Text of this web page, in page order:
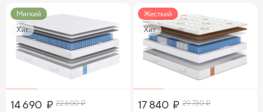
Мягкий
Хит
14 690 ₽ 22 600₽
Жесткий
Хит
17 840 ₽ 29 730₽